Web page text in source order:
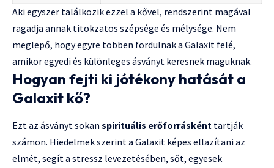
Aki egyszer találkozik ezzel a kővel, rendszerint magával
ragadja annak titokzatos szépsége és mélysége. Nem
meglepő, hogy egyre többen fordulnak a Galaxit felé,
amikor egyedi és különleges ásványt keresnek maguknak.
Hogyan fejti ki jótékony hatását a
Galaxit kő?
Ezt az ásványt sokan spirituális erőforrásként tartják
számon. Hiedelmek szerint a Galaxit képes ellazítani az
elmét, segít a stressz levezetésében, sőt, egyesek